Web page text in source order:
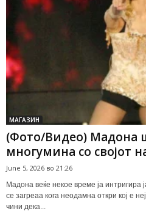
МАГАЗИН
(Фото/Видео) Мадона
многумина со својот
June 5, 2026 во 21:26
Мадона веќе некое време ја интригира
се загреаа кога неодамна откри кој е
чини дека...